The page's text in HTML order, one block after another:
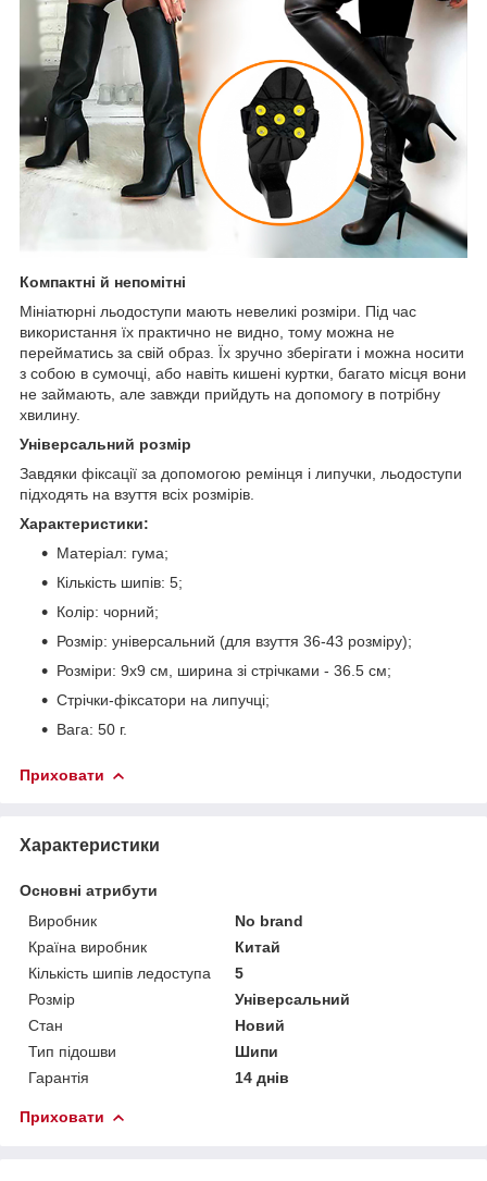
Компактні й непомітні
Мініатюрні льодоступи мають невеликі розміри. Під час
використання їх практично не видно, тому можна не
перейматись за свій образ. Їх зручно зберігати і можна носити
з собою в сумочці, або навіть кишені куртки, багато місця вони
не займають, але завжди прийдуть на допомогу в потрібну
хвилину.
Універсальний розмір
Завдяки фіксації за допомогою ремінця і липучки, льодоступи
підходять на взуття всіх розмірів.
Характеристики:
Матеріал: гума;
Кількість шипів: 5;
Колір: чорний;
Розмір: універсальний (для взуття 36-43 розміру);
Розміри: 9х9 см, ширина зі стрічками - 36.5 см;
Стрічки-фіксатори на липучці;
Вага: 50 г.
Приховати
Характеристики
Основні атрибути
Виробник
No brand
Країна виробник
Китай
Кількість шипів ледоступа
5
Розмір
Універсальний
Стан
Новий
Тип підошви
Шипи
Гарантія
14 днів
Приховати